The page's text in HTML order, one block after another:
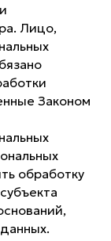
Лицо,
Законом
обработку